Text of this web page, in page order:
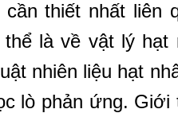
thiết nhất liên
là về vật lý
nhiên liệu hạt
lò phản ứng.